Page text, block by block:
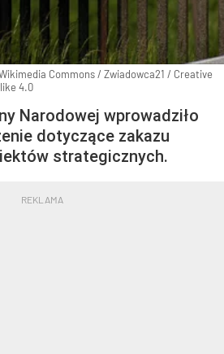
Commons/ Zwiadowca21 / Creative
4.0
Narodowej wprowadziło
dotyczące zakazu
strategicznych.